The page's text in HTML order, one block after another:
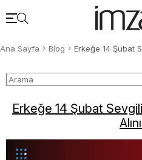
Ana Sayfa Blog Erkeğe 14 Şubat
Erkeğe 14 Şubat